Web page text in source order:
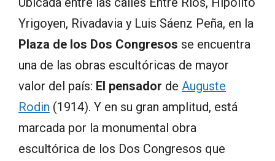
Yrigoyen, Rivadavia y Luis Sáenz Peña, en la
Plaza de los Dos Congresos se encuentra
una de las obras escultóricas de mayor
valor del país: El pensador de Auguste
Rodin (1914). Y en su gran amplitud, está
marcada por la monumental obra
escultórica de los Dos Congresos que